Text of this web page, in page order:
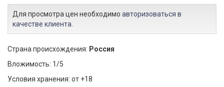
Для просмотра цен необходимо авторизоваться в
качестве клиента
Страна происхождения: Россия
Вложимость: 1/5
Условия хранения: от +18